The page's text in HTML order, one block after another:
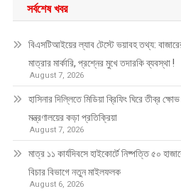
সর্বশেষ খবর
বিএসটিআইয়ের ল্যাব টেস্টে ভয়াবহ তথ্য: বাজারের
মাত্রার মার্কারি, প্রশ্নের মুখে তদারকি ব্যবস্থা !
August 7, 2026
হাসিনার দিল্লিতে মিডিয়া ব্রিফিং ঘিরে তীব্র
মন্ত্রণালয়ের কড়া প্রতিক্রিয়া
August 7, 2026
মাত্র ১১ কার্যদিবসে হাইকোর্টে নিষ্পত্তি ৫০
বিচার বিভাগে নতুন মাইলফলক
August 6, 2026